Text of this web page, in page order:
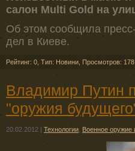
салон Multi Gold на
Об этом сообщила
дел в Киеве.
Рейтинг: 0 Тип: Новини Просмотров: 178
Владимир Путин
"оружия
20.02.2012 |Технологии Военное оружие